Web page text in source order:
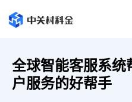
全球智能客服系统
户服务的好帮手